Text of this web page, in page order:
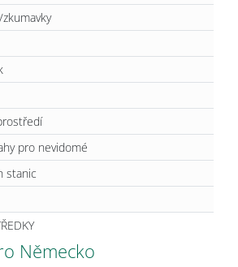
pro nevidomé
stanic
Německo